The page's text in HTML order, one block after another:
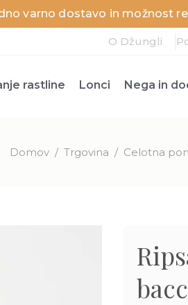
varno dostavo in možnost
O Džungli
rastline Lonci Nega in
Domov / Trgovina / Celotna